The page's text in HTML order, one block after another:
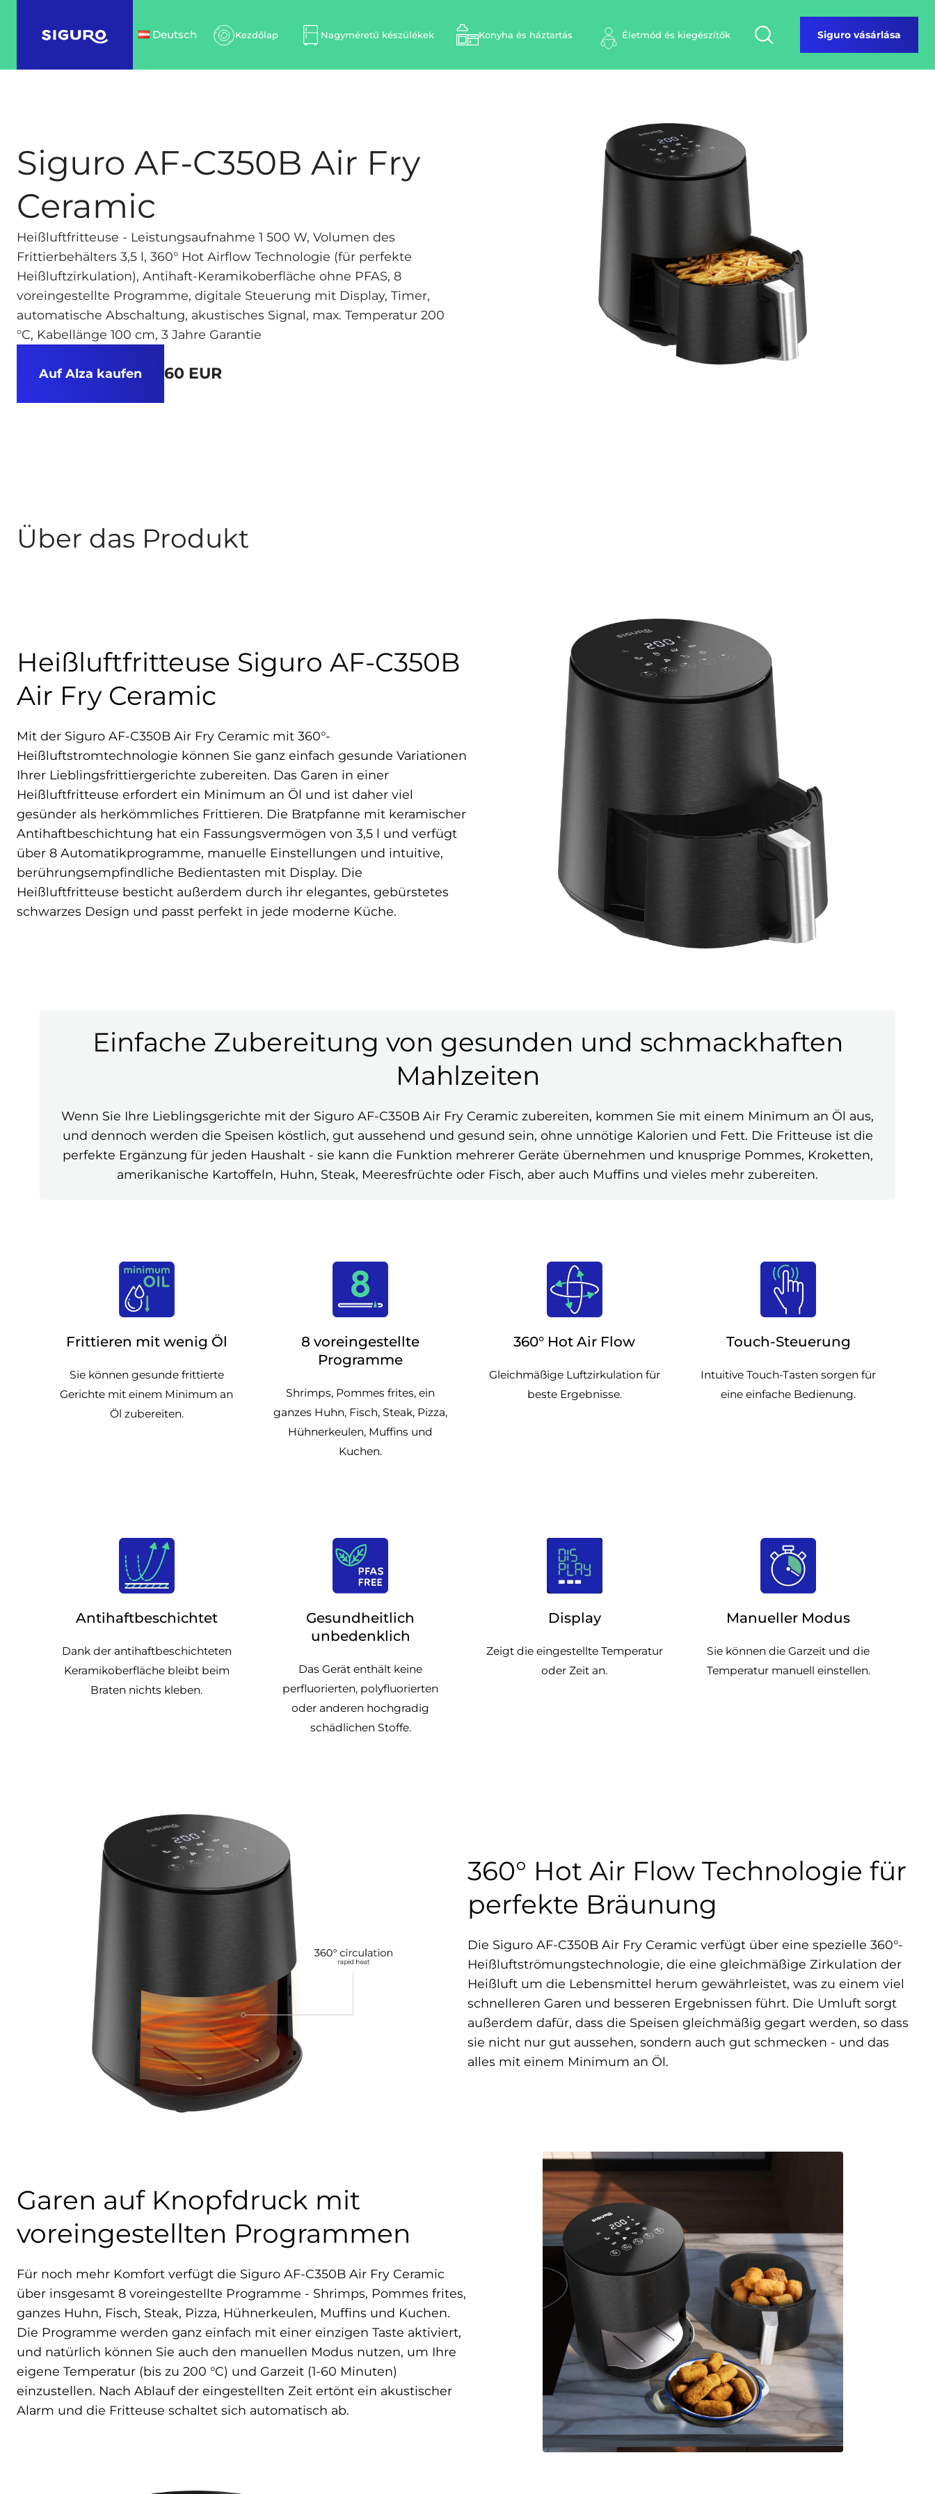
Deutsch Kezdőlap Nagyméretű készülékek Konyha és háztartás Életmód és kiegészítők Siguro vásárlása
Siguro AF-C350B Air Fry
Ceramic
Heißluftfritteuse - Leistungsaufnahme 1 500 W, Volumen des
Frittierbehälters 3,5 l, 360° Hot Airflow Technologie (für perfekte
Heißluftzirkulation), Antihaft-Keramikoberfläche ohne PFAS, 8
voreingestellte Programme, digitale Steuerung mit Display, Timer,
automatische Abschaltung, akustisches Signal, max. Temperatur 200
°C, Kabellänge 100 cm, 3 Jahre Garantie
Auf Alza kaufen 60 EUR
Über das Produkt
Heißluftfritteuse Siguro AF-C350B
Air Fry Ceramic
Mit der Siguro AF-C350B Air Fry Ceramic mit 360°-
Heißluftstromtechnologie können Sie ganz einfach gesunde Variationen
Ihrer Lieblingsfrittiergerichte zubereiten. Das Garen in einer
Heißluftfritteuse erfordert ein Minimum an Öl und ist daher viel
gesünder als herkömmliches Frittieren. Die Bratpfanne mit keramischer
Antihaftbeschichtung hat ein Fassungsvermögen von 3,5 l und verfügt
über 8 Automatikprogramme, manuelle Einstellungen und intuitive,
berührungsempfindliche Bedientasten mit Display. Die
Heißluftfritteuse besticht außerdem durch ihr elegantes, gebürstetes
schwarzes Design und passt perfekt in jede moderne Küche.
Einfache Zubereitung von gesunden und schmackhaften
Mahlzeiten
Wenn Sie Ihre Lieblingsgerichte mit der Siguro AF-C350B Air Fry Ceramic zubereiten, kommen Sie mit einem Minimum an Öl aus,
und dennoch werden die Speisen köstlich, gut aussehend und gesund sein, ohne unnötige Kalorien und Fett. Die Fritteuse ist die
perfekte Ergänzung für jeden Haushalt - sie kann die Funktion mehrerer Geräte übernehmen und knusprige Pommes, Kroketten,
amerikanische Kartoffeln, Huhn, Steak, Meeresfrüchte oder Fisch, aber auch Muffins und vieles mehr zubereiten.
Frittieren mit wenig Öl
Sie können gesunde frittierte
Gerichte mit einem Minimum an
Öl zubereiten.
8 voreingestellte
Programme
Shrimps, Pommes frites, ein
ganzes Huhn, Fisch, Steak, Pizza,
Hühnerkeulen, Muffins und
Kuchen.
360° Hot Air Flow
Gleichmäßige Luftzirkulation für
beste Ergebnisse.
Touch-Steuerung
Intuitive Touch-Tasten sorgen für
eine einfache Bedienung.
Antihaftbeschichtet
Dank der antihaftbeschichteten
Keramikoberfläche bleibt beim
Braten nichts kleben.
Gesundheitlich
unbedenklich
Das Gerät enthält keine
perfluorierten, polyfluorierten
oder anderen hochgradig
schädlichen Stoffe.
Display
Zeigt die eingestellte Temperatur
oder Zeit an.
Manueller Modus
Sie können die Garzeit und die
Temperatur manuell einstellen.
360° Hot Air Flow Technologie für
perfekte Bräunung
Die Siguro AF-C350B Air Fry Ceramic verfügt über eine spezielle 360°-
Heißluftströmungstechnologie, die eine gleichmäßige Zirkulation der
Heißluft um die Lebensmittel herum gewährleistet, was zu einem viel
schnelleren Garen und besseren Ergebnissen führt. Die Umluft sorgt
außerdem dafür, dass die Speisen gleichmäßig gegart werden, so dass
sie nicht nur gut aussehen, sondern auch gut schmecken - und das
alles mit einem Minimum an Öl.
Garen auf Knopfdruck mit
voreingestellten Programmen
Für noch mehr Komfort verfügt die Siguro AF-C350B Air Fry Ceramic
über insgesamt 8 voreingestellte Programme - Shrimps, Pommes frites,
ganzes Huhn, Fisch, Steak, Pizza, Hühnerkeulen, Muffins und Kuchen.
Die Programme werden ganz einfach mit einer einzigen Taste aktiviert,
und natürlich können Sie auch den manuellen Modus nutzen, um Ihre
eigene Temperatur (bis zu 200 °C) und Garzeit (1-60 Minuten)
einzustellen. Nach Ablauf der eingestellten Zeit ertönt ein akustischer
Alarm und die Fritteuse schaltet sich automatisch ab.